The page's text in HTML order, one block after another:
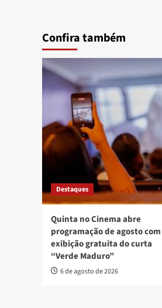
Confira também
Destaques
Quinta no Cinema abre
programação de agosto com
exibição gratuita do curta
“Verde Maduro”
6 de agosto de 2026